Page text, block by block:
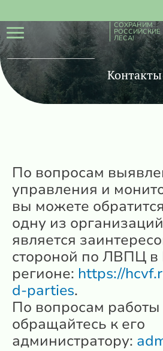
Контакты
По вопросам
управления и
вы можете
одну из
является
стороной по ЛВПЦ
регионе: https://
d-parties.
По вопросам работы
обращайтесь к его
администратору:
СОХРАНИМ
РОССИЙСКИЕ
ЛЕСА!